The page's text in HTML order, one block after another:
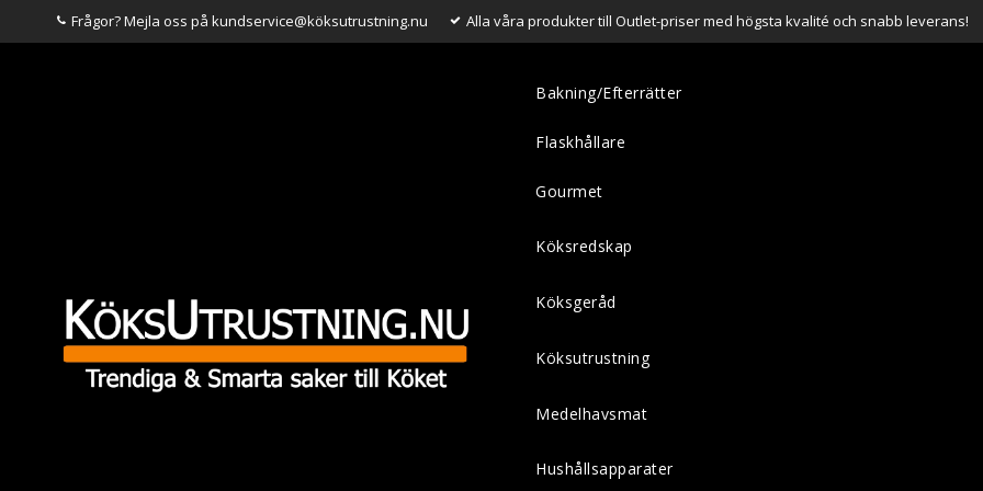
Frågor? Mejla oss på kundservice@köksutrustning.nu Alla våra produkter till Outlet-priser med högsta kvalité och snabb leverans!
Bakning/Efterrätter
Flaskhållare
Gourmet
Köksredskap
Köksgeråd
Köksutrustning
Medelhavsmat
Hushållsapparater